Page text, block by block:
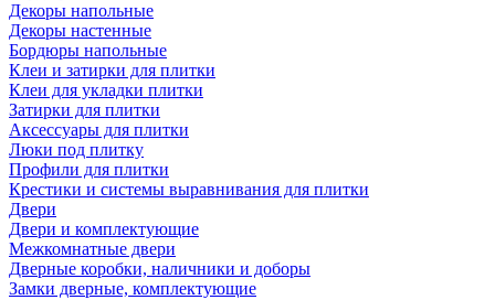
Декоры напольные
Декоры настенные
Бордюры напольные
Клеи и затирки для плитки
Клеи для укладки плитки
Затирки для плитки
Аксессуары для плитки
Люки под плитку
Профили для плитки
Крестики и системы выравнивания для плитки
Двери
Двери и комплектующие
Межкомнатные двери
Дверные коробки, наличники и доборы
Замки дверные, комплектующие